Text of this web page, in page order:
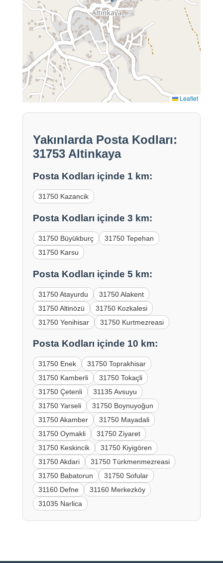
Leaflet
Yakınlarda Posta Kodları:
31753 Altinkaya
Posta Kodları içinde 1 km:
31750 Kazancik
Posta Kodları içinde 3 km:
31750 Büyükburç
31750 Tepehan
31750 Karsu
Posta Kodları içinde 5 km:
31750 Atayurdu
31750 Alakent
31750 Altinözü
31750 Kozkalesi
31750 Yenihisar
31750 Kurtmezreasi
Posta Kodları içinde 10 km:
31750 Enek
31750 Toprakhisar
31750 Kamberli
31750 Tokaçli
31750 Çetenli
31135 Avsuyu
31750 Yarseli
31750 Boynuyoğun
31750 Akamber
31750 Mayadali
31750 Oymakli
31750 Ziyaret
31750 Keskincik
31750 Kiyigören
31750 Akdari
31750 Türkmenmezreasi
31750 Babatorun
31750 Sofular
31160 Defne
31160 Merkezköy
31035 Narlica